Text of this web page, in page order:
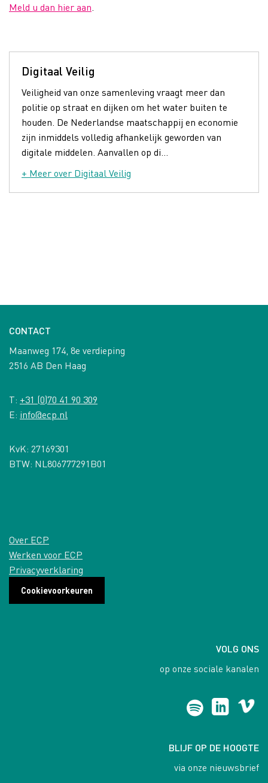
Meld u dan hier aan.
Digitaal Veilig
Veiligheid van onze samenleving vraagt meer dan
politie op straat en dijken om het water buiten te
houden. De Nederlandse maatschappij en economie
zijn inmiddels volledig afhankelijk geworden van
digitale middelen. Aanvallen op di...
+ Meer over Digitaal Veilig
CONTACT
Maanweg 174, 8e verdieping
2516 AB Den Haag
T: +31 (0)70 41 90 309
E: info@ecp.nl
KvK: 27169301
BTW: NL806777291B01
Over ECP
Werken voor ECP
Privacyverklaring
Cookievoorkeuren
VOLG ONS
op onze sociale kanalen
BLIJF OP DE HOOGTE
via onze nieuwsbrief